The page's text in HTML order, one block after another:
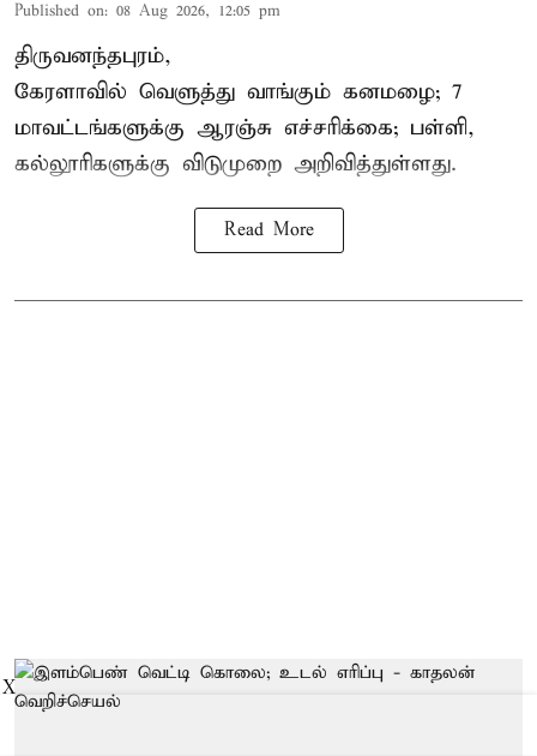
Published on: 08 Aug 2026, 12:05 pm
திருவனந்தபுரம்,
கேரளாவில் வெளுத்து வாங்கும் கனமழை; 7
மாவட்டங்களுக்கு ஆரஞ்சு எச்சரிக்கை; பள்ளி,
கல்லூரிகளுக்கு விடுமுறை அறிவித்துள்ளது.
Read More
X